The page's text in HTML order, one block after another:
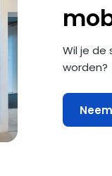
Wil je de
worden?